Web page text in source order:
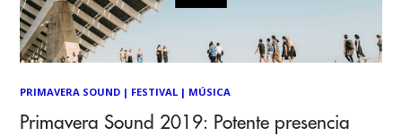
PRIMAVERA SOUND | FESTIVAL | MÚSICA
Primavera Sound 2019: Potente presencia